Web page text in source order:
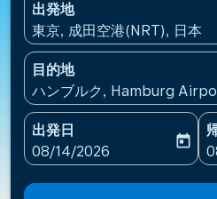
出発地
東京, 成田空港(NRT), 日本
目的地
ハンブルク, Hamburg
出発日
fc-booking-departure-
08/14/2026
today